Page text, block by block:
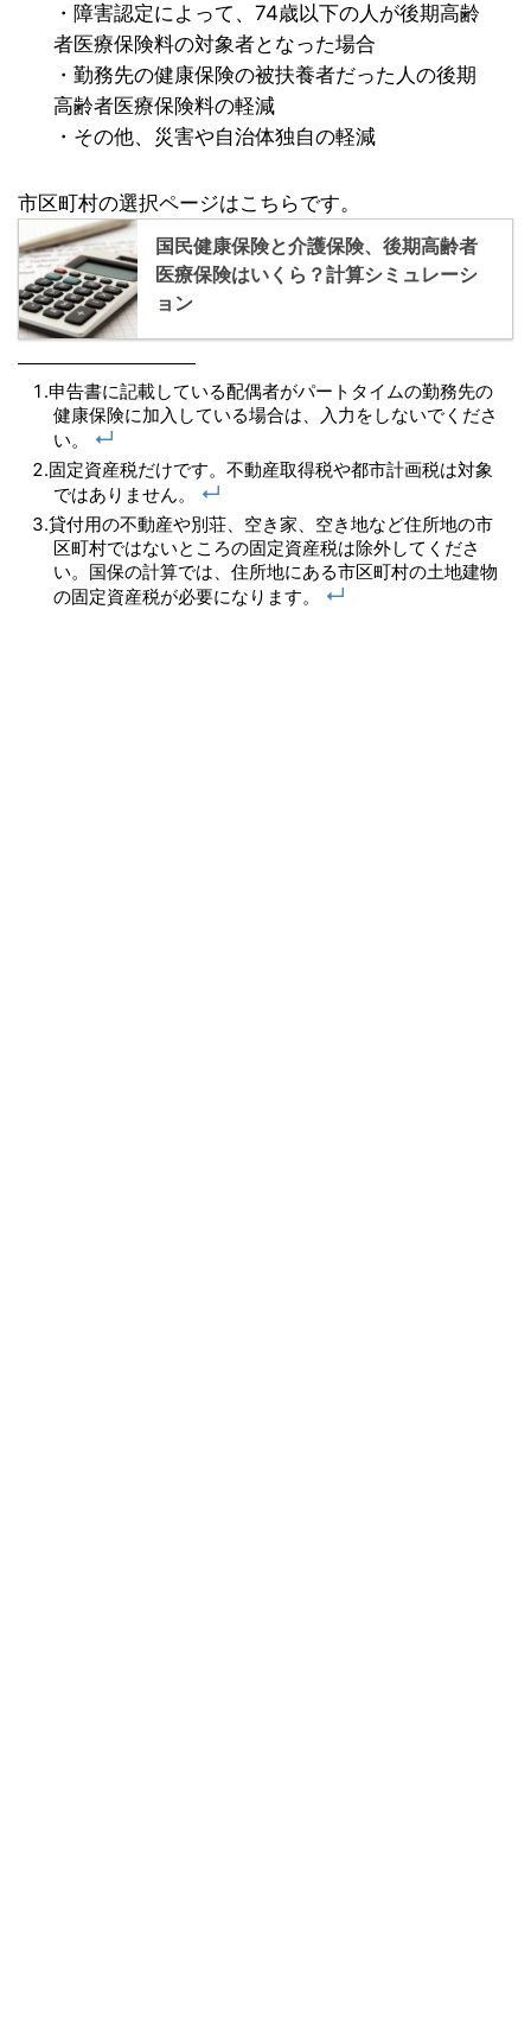
・障害認定によって、74歳以下の人が後期高齢
者医療保険料の対象者となった場合
・勤務先の健康保険の被扶養者だった人の後期
高齢者医療保険料の軽減
・その他、災害や自治体独自の軽減
市区町村の選択ページはこちらです。
国民健康保険と介護保険、後期高齢者
医療保険はいくら？計算シミュレーシ
ョン
申告書に記載している配偶者がパートタイムの勤務先の
健康保険に加入している場合は、入力をしないでくださ
い。
↵
固定資産税だけです。不動産取得税や都市計画税は対象
ではありません。
↵
貸付用の不動産や別荘、空き家、空き地など住所地の市
区町村ではないところの固定資産税は除外してくださ
い。国保の計算では、住所地にある市区町村の土地建物
の固定資産税が必要になります。
↵